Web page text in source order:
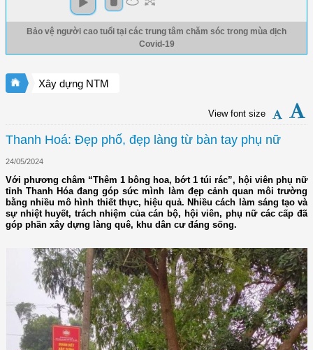
Bảo vệ người cao tuổi tại các trung tâm chăm sóc trong mùa dịch
Covid-19
Xây dựng NTM
View font size
Thanh Hoá: Đẹp phố, đẹp làng từ bàn tay phụ nữ
24/05/2024
Với phương châm “Thêm 1 bông hoa, bớt 1 túi rác”, hội viên phụ nữ
tỉnh Thanh Hóa đang góp sức mình làm đẹp cảnh quan môi trường
bằng nhiều mô hình thiết thực, hiệu quả. Nhiều cách làm sáng tạo và
sự nhiệt huyết, trách nhiệm của cán bộ, hội viên, phụ nữ các cấp đã
góp phần xây dựng làng quê, khu dân cư đáng sống.